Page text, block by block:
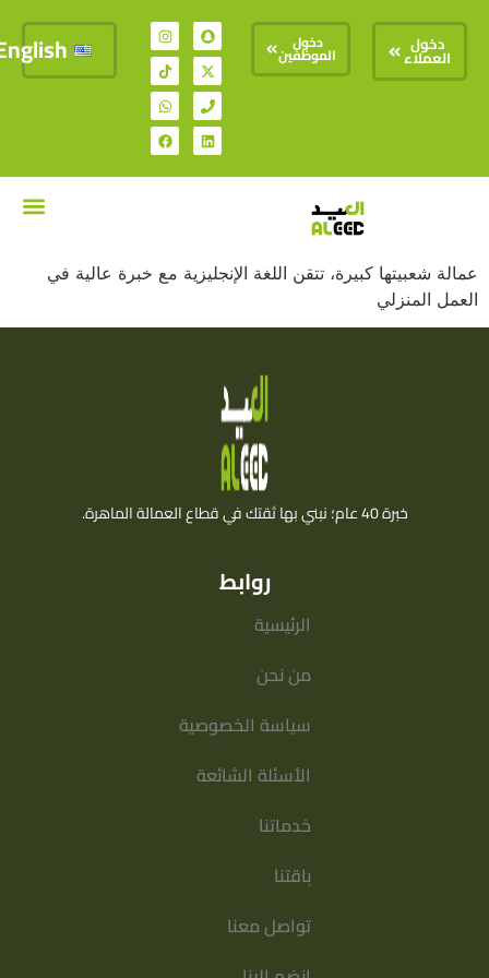
دخول
العملاء
دخول
الموظفين English
عمالة شعبيتها كبيرة، تتقن اللغة الإنجليزية مع خبرة عالية في
العمل المنزلي
خبرة 40 عام؛ نبني بها ثقتك في قطاع العمالة الماهرة.
روابط
الرئيسية
من نحن
سياسة الخصوصية
الأسئلة الشائعة
خدماتنا
باقتنا
تواصل معنا